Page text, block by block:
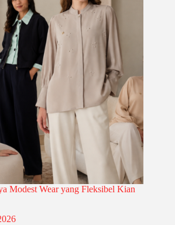
Modest Wear yang Fleksibel Kian